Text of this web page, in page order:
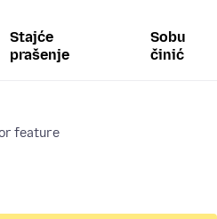
Stajće
prašenje
Sobu
činić
feature